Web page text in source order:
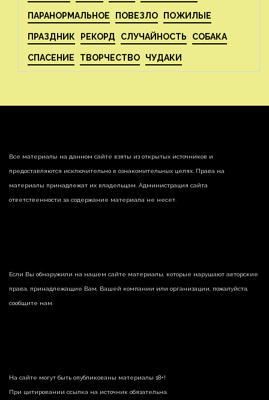
ПАРАНОРМАЛЬНОЕ ПОВЕЗЛО ПОЖИЛЫЕ
ПРАЗДНИК РЕКОРД СЛУЧАЙНОСТЬ СОБАКА
СПАСЕНИЕ ТВОРЧЕСТВО ЧУДАКИ
Все материалы на данном сайте взяты из открытых источников и
предоставляются исключительно в ознакомительных целях. Права на
материалы принадлежат их владельцам. Администрация сайта
ответственности за содержание материала не несет.
Если Вы обнаружили на нашем сайте материалы, которые нарушают авторские
права, принадлежащие Вам, Вашей компании или организации, пожалуйста,
сообщите нам.
На сайте могут быть опубликованы материалы 18+!
При цитировании ссылка на источник обязательна.